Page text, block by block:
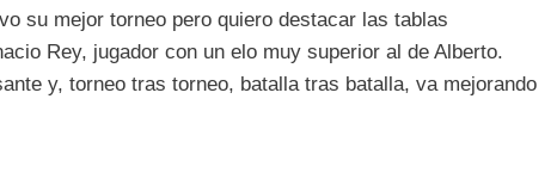
su mejor torneo pero quiero destacar las tablas
Rey, jugador con un elo muy superior al de Alberto.
y, torneo tras torneo, batalla tras batalla, va mejorando